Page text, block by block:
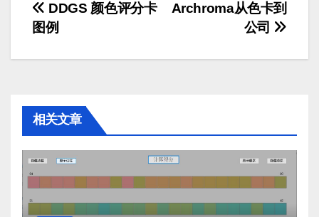
文
章
航
Archroma从色卡到
公司
DDGS 颜色评分卡
图例
相关文章